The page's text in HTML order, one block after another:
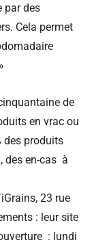
par des
Cela permet
de
en vrac ou
produits
des en-cas à
23 rue
: leur site
: lundi